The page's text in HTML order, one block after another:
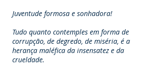
Juventude formosa e sonhadora!
Tudo quanto contemples em forma de
corrupção, de degredo, de miséria, é a
herança maléfica da insensatez e da
crueldade.